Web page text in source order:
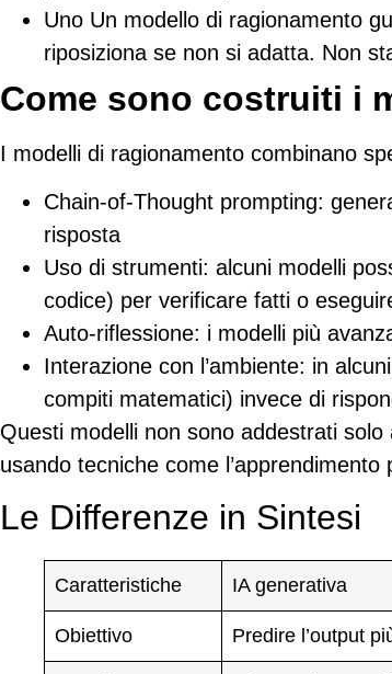
Uno Un modello di ragionamento
riposiziona se non si adatta. Non
Come sono costruiti i
I modelli di ragionamento combinano
Chain-of-Thought prompting:
risposta
Uso di strumenti: alcuni modelli
codice) per verificare fatti o
Auto-riflessione: i modelli più
Interazione con l’ambiente: in
compiti matematici) invece di
Questi modelli non sono addestrati
usando tecniche come
Le Differenze in Sintesi
Caratteristiche IA generativa
Obiettivo Predire l’output